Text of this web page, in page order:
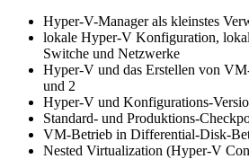
Hyper-V-Manager als kleinstes
lokale Hyper-V Konfiguration,
Switche und Netzwerke
Hyper-V und das Erstellen von
und 2
Hyper-V und Konfigurations-
Standard- und Produktions-
VM-Betrieb in Differential-Disk-
Nested Virtualization (Hyper-V